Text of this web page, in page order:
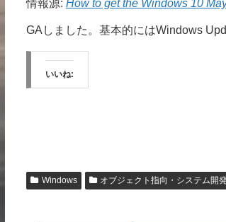
情報源: How to get the Windows 10
GAしました。基本的にはWindows
いいね:
Windows オブジェクト指向・システム開発